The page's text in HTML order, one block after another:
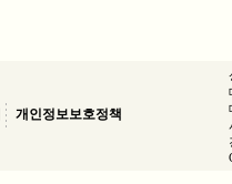
개인정보보호정책